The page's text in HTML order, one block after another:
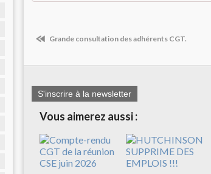
Grande consultation des adhérents CGT.
S'inscrire à la newsletter
Vous aimerez aussi :